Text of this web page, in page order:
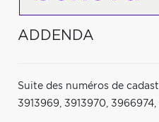
ADDENDA
Suite des numéros de
3913969, 3913970,